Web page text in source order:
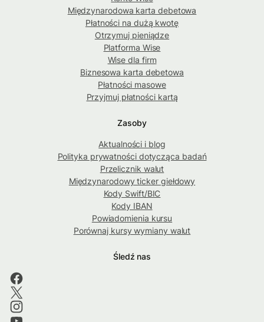
Międzynarodowa karta debetowa
Płatności na dużą kwotę
Otrzymuj pieniądze
Platforma Wise
Wise dla firm
Biznesowa karta debetowa
Płatności masowe
Przyjmuj płatności kartą
Zasoby
Aktualności i blog
Polityka prywatności dotycząca badań
Przelicznik walut
Międzynarodowy ticker giełdowy
Kody Swift/BIC
Kody IBAN
Powiadomienia kursu
Porównaj kursy wymiany walut
Śledź nas